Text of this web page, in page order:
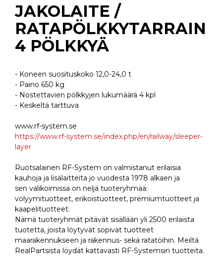
JAKOLAITE /
RATAPÖLKKYTARRAIN
4 PÖLKKYÄ
- Koneen suosituskoko 12,0-24,0 t
- Paino 650 kg
- Nostettavien pölkkyjen lukumäärä 4 kpl
- Keskeltä tarttuva
www.rf-system.se
https://www.rf-system.se/index.php/en/railway/sleeper-
layer
Ruotsalainen RF-System on valmistanut erilaisia
kauhoja ja lisälaitteita jo vuodesta 1978 alkaen ja
sen valikoimissa on neljä tuoteryhmää:
volyymituotteet, erikoistuotteet, premiumtuotteet ja
kaapelituotteet.
Nämä tuoteryhmät pitävät sisällään yli 2500 erilaista
tuotetta, joista löytyvät sopivat tuotteet
maarakennukseen ja rakennus- sekä ratatöihin. Meiltä
RealPartsista löydät kattavasti RF-Systemsin tuotteita.